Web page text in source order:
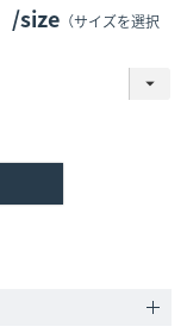
size （サイズを選択